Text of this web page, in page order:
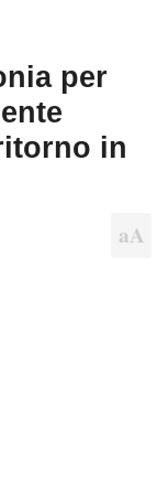
per
in